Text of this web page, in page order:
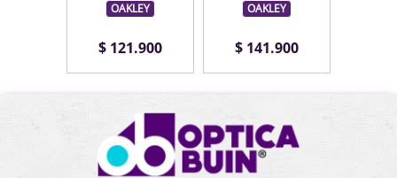
OAKLEY
$ 121.900
OAKLEY
$ 141.900